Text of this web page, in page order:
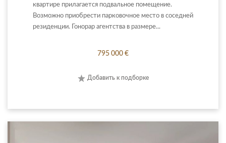
квартире прилагается подвальное помещение.
Возможно приобрести парковочное место в соседней
резиденции. Гонорар агентства в размере...
795 000 €
Добавить к подборке